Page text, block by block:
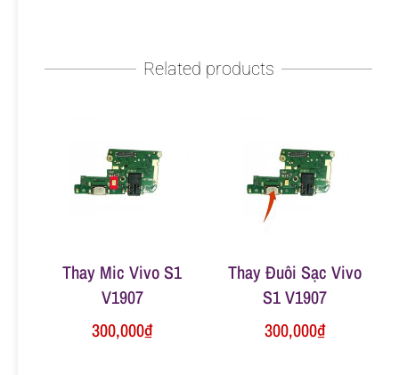
i Related products
Thay Mic Vivo S1
V1907
300,000₫
Thay Đuôi Sạc Vivo
S1 V1907
300,000₫